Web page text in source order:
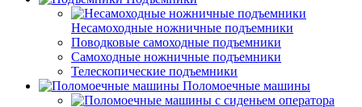
Несамоходные ножничные подъемники
Поводковые самоходные подъемники
Самоходные ножничные подъемники
Телескопические подъемники
Поломоечные машины